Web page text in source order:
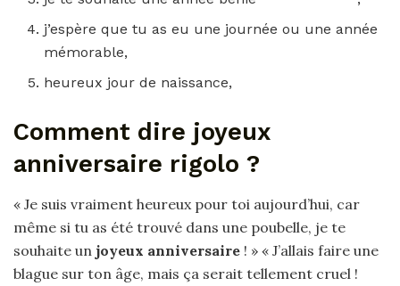
j’espère que tu as eu une journée ou une année
mémorable,
heureux jour de naissance,
Comment dire joyeux
anniversaire rigolo ?
« Je suis vraiment heureux pour toi aujourd’hui, car
même si tu as été trouvé dans une poubelle, je te
souhaite un joyeux anniversaire ! » « J’allais faire une
blague sur ton âge, mais ça serait tellement cruel !